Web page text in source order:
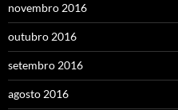
novembro 2016
outubro 2016
setembro 2016
agosto 2016